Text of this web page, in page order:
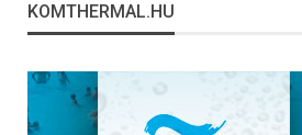
KOMTHERMAL.HU